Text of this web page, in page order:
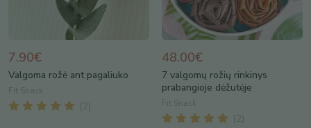
7.90€
Valgoma rožė ant pagaliuko
Fit Snack
( 2
48.00€
7 valgomų rožių rinkinys
prabangioje dėžutėje
Fit Snack
( 2